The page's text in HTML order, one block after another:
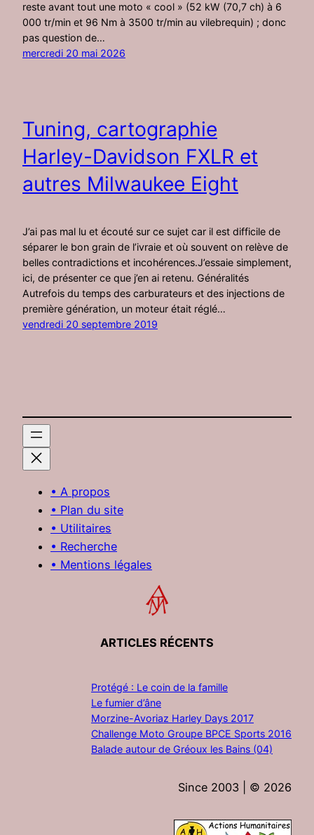
reste avant tout une moto « cool » (52 kW (70,7 ch) à 6
000 tr/min et 96 Nm à 3500 tr/min au vilebrequin) ; donc
pas question de…
mercredi 20 mai 2026
Tuning, cartographie
Harley-Davidson FXLR et
autres Milwaukee Eight
J’ai pas mal lu et écouté sur ce sujet car il est difficile de
séparer le bon grain de l’ivraie et où souvent on relève de
belles contradictions et incohérences.J’essaie simplement,
ici, de présenter ce que j’en ai retenu. Généralités
Autrefois du temps des carburateurs et des injections de
première génération, un moteur était réglé…
vendredi 20 septembre 2019
• A propos
• Plan du site
• Utilitaires
• Recherche
• Mentions légales
ARTICLES RÉCENTS
Protégé : Le coin de la famille
Le fumier d’âne
Morzine-Avoriaz Harley Days 2017
Challenge Moto Groupe BPCE Sports 2016
Balade autour de Gréoux les Bains (04)
Since 2003 | © 2026